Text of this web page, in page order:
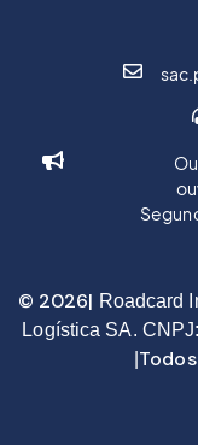
© 2026| Roadcard
Logística SA.